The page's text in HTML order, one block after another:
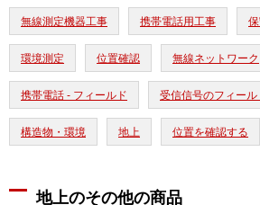
無線測定機器工事 携帯電話用工事
環境測定 位置確認 無線ネットワーク
携帯電話 - フィールド 受信信号のフィール
構造物・環境 地上 位置を確認する
地上のその他の商品